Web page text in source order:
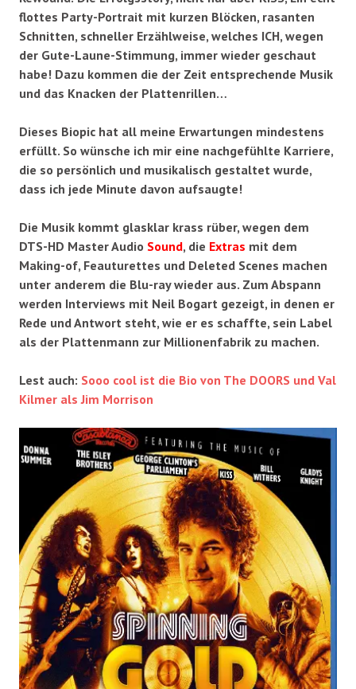
flottes Party-Portrait mit kurzen Blöcken, rasanten
Schnitten, schneller Erzählweise, welches ICH, wegen
der Gute-Laune-Stimmung, immer wieder geschaut
habe! Dazu kommen die der Zeit entsprechende Musik
und das Knacken der Plattenrillen…
Dieses Biopic hat all meine Erwartungen mindestens
erfüllt. So wünsche ich mir eine nachgefühlte Karriere,
die so persönlich und musikalisch gestaltet wurde,
dass ich jede Minute davon aufsaugte!
Die Musik kommt glasklar krass rüber, wegen dem
DTS-HD Master Audio Sound, die Extras mit dem
Making-of, Feauturettes und Deleted Scenes machen
unter anderem die Blu-ray wieder aus. Zum Abspann
werden Interviews mit Neil Bogart gezeigt, in denen er
Rede und Antwort steht, wie er es schaffte, sein Label
als der Plattenmann zur Millionenfabrik zu machen.
Lest auch: Sooo cool ist die Bio von The DOORS und Val
Kilmer als Jim Morrison